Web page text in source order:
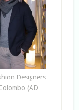
Designers
(AD